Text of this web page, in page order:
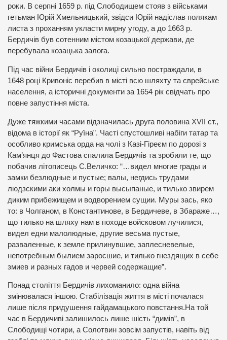
роки. В серпні 1659 р. під Слободищем стояв з військами
гетьман Юрій Хмельницький, звідси Юрій надіслав полякам
листа з проханням укласти мирну угоду, а до 1663 р.
Бердичів був сотенним містом козацької держави, де
перебувала козацька залога.
Під час війни Бердичів і околиці сильно постраждали, в
1648 році Кривоніс перебив в місті всю шляхту та єврейське
населення, а історичні документи за 1654 рік свідчать про
повне запустіння міста.
Дуже тяжкими часами відзначилась друга половина ХVІІ ст.,
відома в історії як “Руїна”. Часті спустошливі набіги татар та
особливо кримська орда на чолі з Казі-Гіреєм по дорозі з
Кам’янця до Фастова спалила Бердичів та зробили те, що
побачив літописець С.Величко: “…видел многие грады и
замки безлюдные и пустые; валы, негдись трудами
людзскими аки холмы и горы высыпаные, и тилько звирем
диким прибежищем и водворением сущии. Муры зась, яко
то: в Чолганом, в Константинове, в Бердичеве, в Збараже…,
що тилько на шляху нам в походе войсковом лучилися,
видел едни малолюдные, другие весьма пустые,
разваленные, к земле прилинувшие, заплесневелые,
непотребным былием заросшие, и тилько гнездящих в себе
змиев и разных гадов и червей содержащие”.
Понад століття Бердичів лихоманило: одна війна
змінювалася іншою. Стабілізація життя в місті почалася
лише після придушення гайдамацького повстання.На той
час в Бердичиві залишилось лише шість “димів”, в
Слободищі чотири, а Солотвин зовсім запустів, навіть від